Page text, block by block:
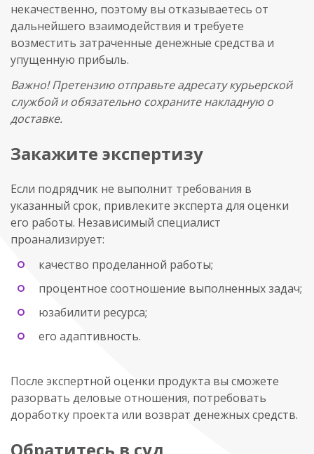
некачественно, поэтому вы отказываетесь от
дальнейшего взаимодействия и требуете
возместить затраченные денежные средства и
упущенную прибыль.
Важно! Претензию отправьте адресату курьерской
службой и обязательно сохраните накладную о
доставке.
Закажите экспертизу
Если подрядчик не выполнит требования в
указанный срок, привлеките эксперта для оценки
его работы. Независимый специалист
проанализирует:
качество проделанной работы;
процентное соотношение выполненных задач;
юзабилити ресурса;
его адаптивность.
После экспертной оценки продукта вы сможете
разорвать деловые отношения, потребовать
доработку проекта или возврат денежных средств.